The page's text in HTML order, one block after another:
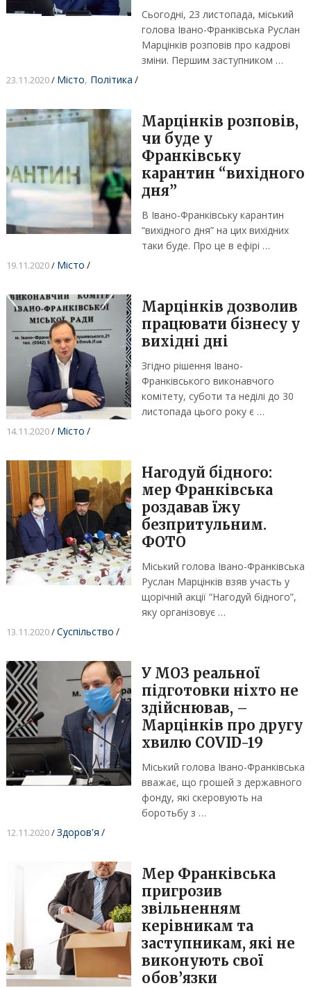
Сьогодні, 23 листопада, міський
голова Івано-Франківська Руслан
Марцінків розповів про кадрові
зміни. Першим заступником …
23.11.2020/ Місто, Політика /
Марцінків розповів,
чи буде у
Франківську
карантин “вихідного
дня”
В Івано-Франківську карантин
“вихідного дня” на цих вихідних
таки буде. Про це в ефірі …
19.11.2020/ Місто /
Марцінків дозволив
працювати бізнесу у
вихідні дні
Згідно рішення Івано-
Франківського виконавчого
комітету, суботи та неділі до 30
листопада цього року є …
14.11.2020/ Місто /
Нагодуй бідного:
мер Франківська
роздавав їжу
безпритульним.
ФОТО
Міський голова Івано-Франківська
Руслан Марцінків взяв участь у
щорічній акції “Нагодуй бідного”,
яку організовує …
13.11.2020/Суспільство /
У МОЗ реальної
підготовки ніхто не
здійснював, –
Марцінків про другу
хвилю COVID-19
Міський голова Івано-Франківська
вважає, що грошей з державного
фонду, які скеровують на
боротьбу з …
12.11.2020/Здоров'я /
Мер Франківська
пригрозив
звільненням
керівникам та
заступникам, які не
виконують свої
обов’язки